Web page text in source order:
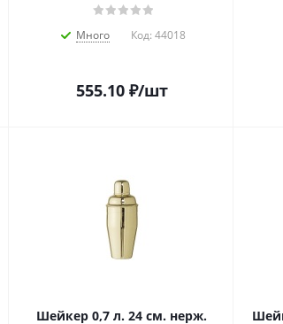
Много Код: 44018
555.10₽/шт
Шейкер 0,7 л. 24 см. нерж.